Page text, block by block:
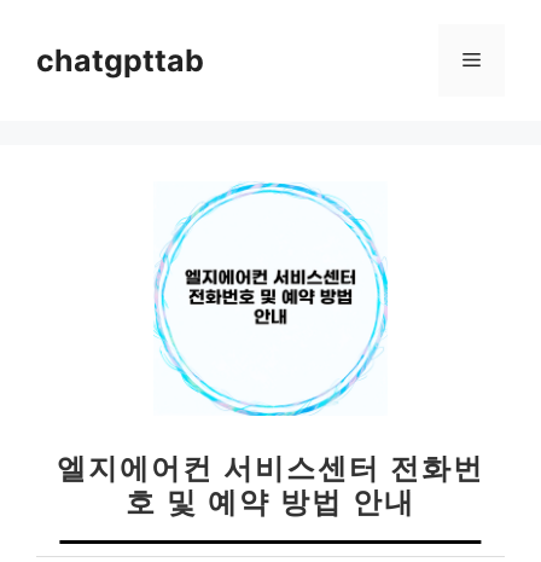
chatgpttab 메
엘지에어컨 서비스센터 전화번
호 및 예약 방법 안내